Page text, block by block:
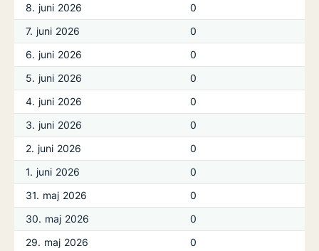
8. juni 2026
0
7. juni 2026
0
6. juni 2026
0
5. juni 2026
0
4. juni 2026
0
3. juni 2026
0
2. juni 2026
0
1. juni 2026
0
31. maj 2026
0
30. maj 2026
0
29. maj 2026
0